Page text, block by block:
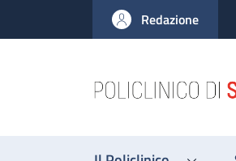
al contenuto principale
to footer content
Redazione